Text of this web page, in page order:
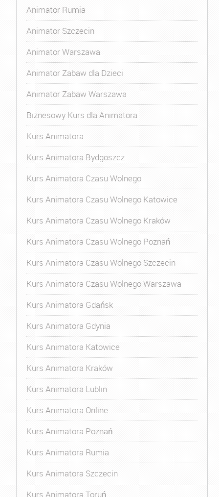
Animator Rumia
Animator Szczecin
Animator Warszawa
Animator Zabaw dla Dzieci
Animator Zabaw Warszawa
Biznesowy Kurs dla Animatora
Kurs Animatora
Kurs Animatora Bydgoszcz
Kurs Animatora Czasu Wolnego
Kurs Animatora Czasu Wolnego Katowice
Kurs Animatora Czasu Wolnego Kraków
Kurs Animatora Czasu Wolnego Poznań
Kurs Animatora Czasu Wolnego Szczecin
Kurs Animatora Czasu Wolnego Warszawa
Kurs Animatora Gdańsk
Kurs Animatora Gdynia
Kurs Animatora Katowice
Kurs Animatora Kraków
Kurs Animatora Lublin
Kurs Animatora Online
Kurs Animatora Poznań
Kurs Animatora Rumia
Kurs Animatora Szczecin
Kurs Animatora Toruń